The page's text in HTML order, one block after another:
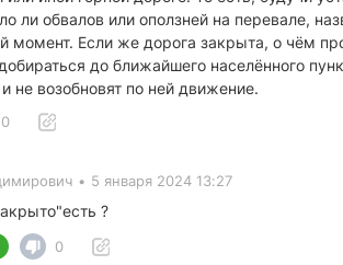
ли обвалов или оползней на перевале,
момент. Если же дорога закрыта, о чём
до ближайшего населённого
не возобновят по ней движение.
0
• 5 января 2024 13:27
?
0